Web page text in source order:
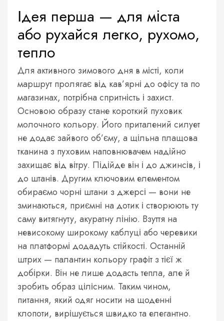
Ідея перша — для міста
або рухайся легко, рухомо,
тепло
Для активного зимового дня в місті, коли
маршрут пролягає від кав’ярні до офісу та по
магазинах, потрібна спритність і захист.
Основою образу стане короткий пуховик
молочного кольору. Його приталений силует
не додає зайвого об’єму, а щільна плащова
тканина з пуховим наповнювачем надійно
захищає від вітру. Підійде він і до джинсів, і
до штанів. Другим ключовим елементом
обираємо чорні штани з джерсі — вони не
зминаються, приємні на дотик і створюють ту
саму витягнуту, акуратну лінію. Взуття на
невисокому широкому каблуці або черевики
на платформі додадуть стійкості. Останній
штрих — палантин кольору графіт з тієї ж
добірки. Він не лише додасть тепла, але й
зробить образ цілісним. Таким чином,
питання, який одяг носити на щоденні
клопоти, вирішується швидко та елегантно.